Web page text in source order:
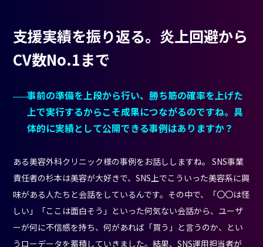
支援実績を振り返る。炎上回避から
CV数No.1まで
事前の準備を上段から行い、勝ち筋の確率を上げた
上で実行するからこそ成果につながるのですね。具
体的に実績として公開できる事例はありますか？
ある美容外科クリニック様の事例をお話ししますね。 SNS事業
責任者の杉本は美容が大好きで、SNS上でこういった美容系に興
味がある人たちと会話をしているんです。その中で、「〇〇は怪
しい」「ここは面白そう」といった何気ない会話から、ユーザ
ーが何に不信感を持ち、何があれば「買う」と言うのか、とい
うローデータを蓄積していきました。結果、SNS運用担当者が